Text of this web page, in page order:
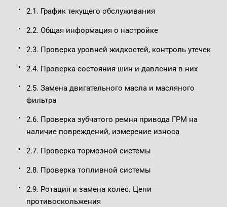
2.1. График текущего обслуживания
2.2. Общая информация о настройке
2.3. Проверка уровней жидкостей, контроль утечек
2.4. Проверка состояния шин и давления в них
2.5. Замена двигательного масла и масляного
фильтра
2.6. Проверка зубчатого ремня привода ГРМ на
наличие повреждений, измерение износа
2.7. Проверка тормозной системы
2.8. Проверка топливной системы
2.9. Ротация и замена колес. Цепи
противоскольжения